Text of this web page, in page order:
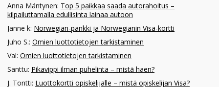
Anna Mäntynen: Top 5 paikkaa saada autorahoitus –
kilpailuttamalla edullisinta lainaa autoon
Janne k: Norwegian-pankki ja Norwegianin Visa-kortti
Juho S.: Omien luottotietojen tarkistaminen
Val: Omien luottotietojen tarkistaminen
Santtu: Pikavippi ilman puhelinta – mistä haen?
J. Tontti: Luottokortti opiskelijalle – mistä opiskelijan Visa?